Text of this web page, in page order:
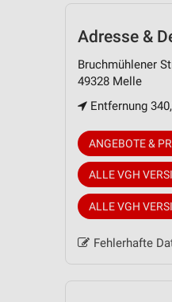
Adresse &
Bruchmühlener
49328 Melle
Entfernung
ANGEBOTE &
ALLE VGH
ALLE VGH
Fehlerhafte